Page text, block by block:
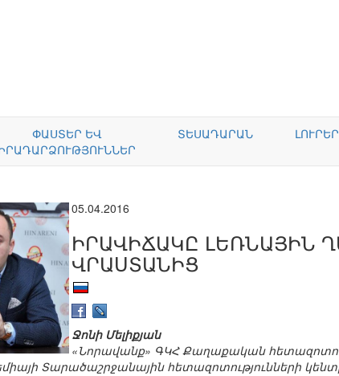
ՓԱՍՏԵՐ ԵՎ
ՏԵՍԱԴԱՐԱՆ ԼՈՒՐԵՐ
05.04.2016
ԻՐԱՎԻՃԱԿԸ ԼԵՌՆԱՅԻՆ
ՎՐԱՍՏԱՆԻՑ
Ջոնի Մելիքյան
«Նորավանք» ԳԿՀ Քաղաքական
Տարածաշրջանային հետազոտությունների